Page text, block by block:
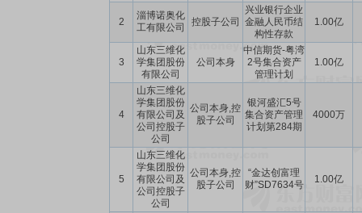
2
淄博诺奥化
工有限公司
控股子公司
兴业银行企业
金融人民币结
构性存款
1.00亿
3
山东三维化
学集团股份
有限公司
公司本身
中信期货-粤湾
2号集合资产
管理计划
1.00亿
4
山东三维化
学集团股份
有限公司及
公司控股子
公司
公司本身,控
股子公司
银河盛汇5号
集合资产管理
计划第284期
4000万
5
山东三维化
学集团股份
有限公司及
公司控股子
公司
公司本身,控
股子公司
“金达创富理
财”SD7634号
1.00亿